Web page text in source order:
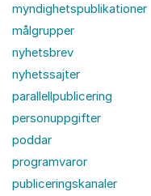
myndighetspublikationer
målgrupper
nyhetsbrev
nyhetssajter
parallellpublicering
personuppgifter
poddar
programvaror
publiceringskanaler